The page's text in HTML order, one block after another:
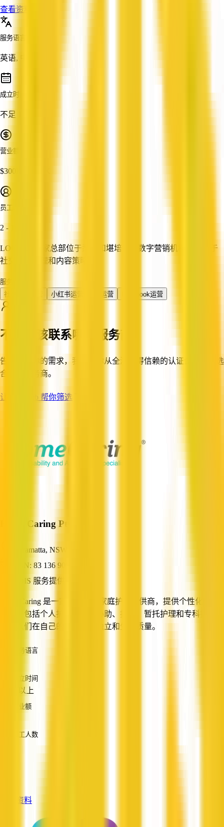
查看资料
服务语言
英语, 中文
成立时间
不足 1 年
营业额
$300K - $500K
员工人数
2 - 10
LOC'X 是一家总部位于悉尼和堪培拉的数字营销机构，专注于
社交媒体管理和内容策略。
服务
社交媒体运营
小红书运营 Ins运营 Facebook运营
不知道该联系哪家服务商？
告诉我们你的需求，我们帮你从全澳值得信赖的认证企业中筛选
合适的服务商。
让 QX Web 帮你筛选
Home Caring Pty Ltd
Parramatta, NSW
ABN: 83 136 905 523
NDIS 服务提供商
HomeCaring 是一家澳大利亚家庭护理提供商，提供个性化支持
服务，包括个人护理、家庭协助、护理、暂托护理和专科护理，
帮助人们在自己的家中保持独立和生活质量。
服务语言
成立时间
10 年以上
营业额
员工人数
查看资料